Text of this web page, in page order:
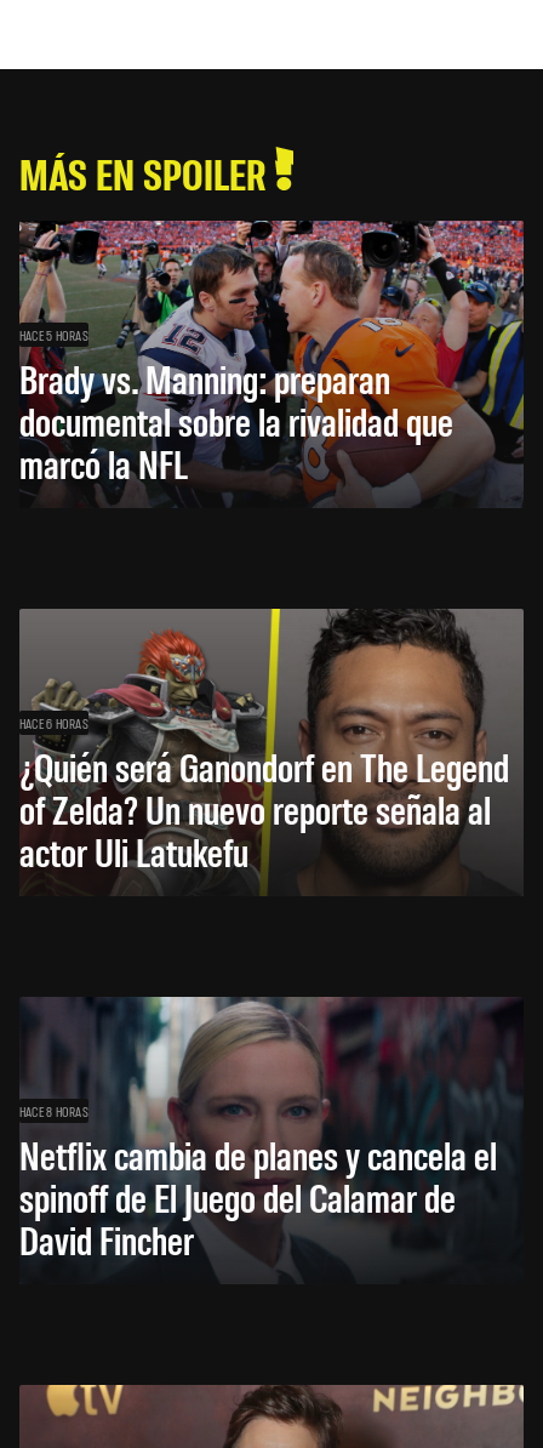
MÁS EN SPOILER
HACE 5 HORAS
Brady vs. Manning: preparan
documental sobre la rivalidad que
marcó la NFL
HACE 6 HORAS
¿Quién será Ganondorf en The Legend
of Zelda? Un nuevo reporte señala al
actor Uli Latukefu
HACE 8 HORAS
Netflix cambia de planes y cancela el
spinoff de El Juego del Calamar de
David Fincher